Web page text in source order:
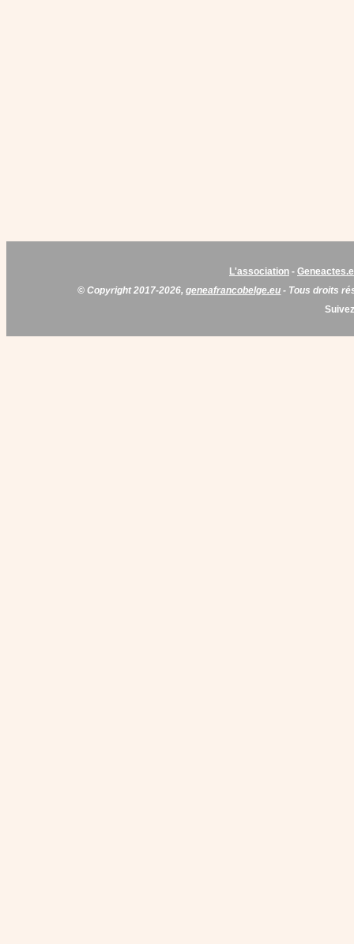
L'association -
© Copyright 2017-2026,geneafrancobelge.eu - Tous droits